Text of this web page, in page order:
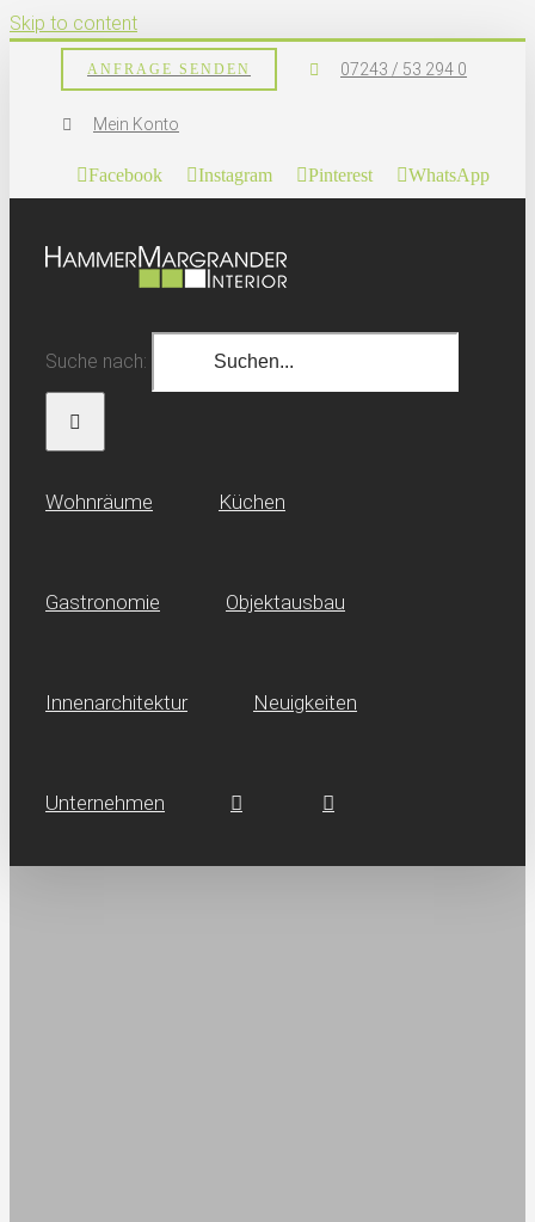
Skip to content
ANFRAGE SENDEN 07243 / 53 294 0
Mein Konto
Facebook Instagram Pinterest WhatsApp
Suche nach:
Wohn­räume Küchen
Gastronomie Objektausbau
Innen­architektur Neuig­keiten
Unternehmen